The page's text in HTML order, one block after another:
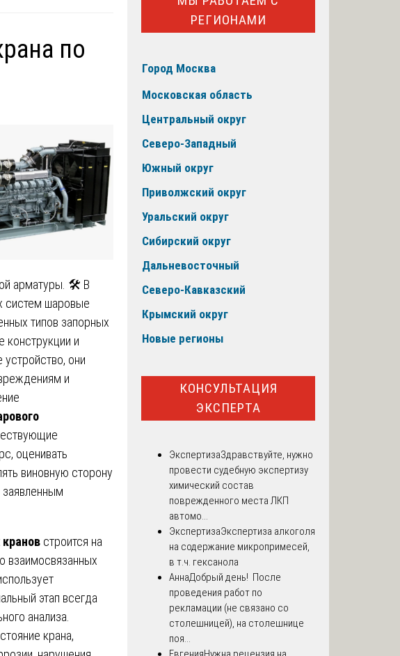
по
арматуры. 🛠️ В
систем шаровые
типов запорных
конструкции и
они
и
оценивать
виновную сторону
заявленным
строится на
взаимосвязанных
этап всегда
анализа.
крана,
РЕГИОНАМИ
Город Москва
Московская область
Центральный округ
Северо-Западный
Южный округ
Приволжский округ
Уральский округ
Сибирский округ
Дальневосточный
Северо-Кавказский
Крымский округ
Новые регионы
КОНСУЛЬТАЦИЯ
ЭКСПЕРТА
ЭкспертизаЗдравствуйте, нужно
провести судебную экспертизу
химический состав
поврежденного места ЛКП
автомо...
ЭкспертизаЭкспертиза алкоголя
на содержание микропримесей,
в т.ч. гексанола
АннаДобрый день! После
проведения работ по
рекламации (не связано со
столешницей), на столешнице
поя...